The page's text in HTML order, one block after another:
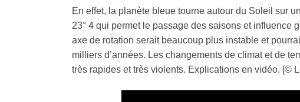
En effet, la planète bleue tourne autour du Soleil sur
23° 4 qui permet le passage des saisons et influence
axe de rotation serait beaucoup plus instable et
milliers d’années. Les changements de climat et de
très rapides et très violents. Explications en vidéo. [©